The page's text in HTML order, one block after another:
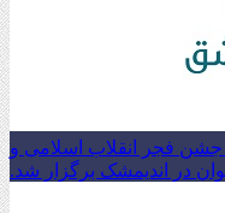
فجر انقلاب اسلامی و
در اندیمشک برگزار شد.